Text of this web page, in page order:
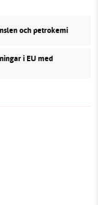
och petrokemi
i EU med